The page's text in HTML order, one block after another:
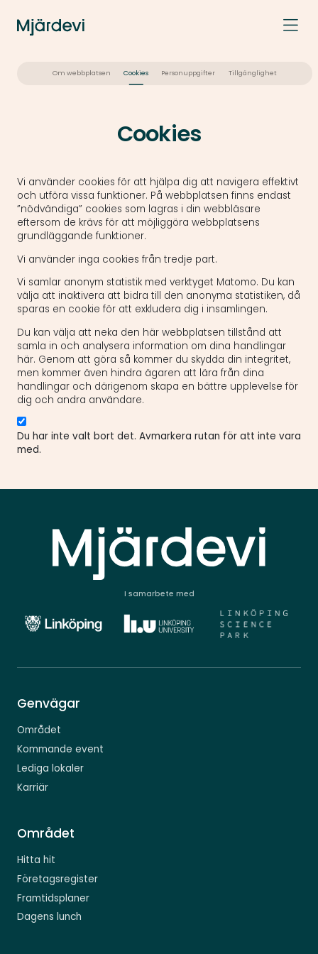
Om webbplatsen Cookies Personuppgifter Tillgänglighet
Cookies
Vi använder cookies för att hjälpa dig att navigera effektivt
och utföra vissa funktioner. På webbplatsen finns endast
”nödvändiga” cookies som lagras i din webbläsare
eftersom de krävs för att möjliggöra webbplatsens
grundläggande funktioner.
Vi använder inga cookies från tredje part.
Vi samlar anonym statistik med verktyget Matomo. Du kan
välja att inaktivera att bidra till den anonyma statistiken, då
sparas en cookie för att exkludera dig i insamlingen.
Du kan välja att neka den här webbplatsen tillstånd att
samla in och analysera information om dina handlingar
här. Genom att göra så kommer du skydda din integritet,
men kommer även hindra ägaren att lära från dina
handlingar och därigenom skapa en bättre upplevelse för
dig och andra användare.
Du har inte valt bort det. Avmarkera rutan för att inte vara
med.
I samarbete med
Genvägar
Området
Kommande event
Lediga lokaler
Karriär
Området
Hitta hit
Företagsregister
Framtidsplaner
Dagens lunch